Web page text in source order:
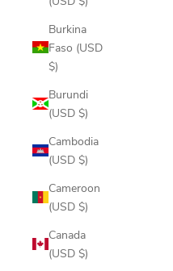
Burkina
Faso (USD
$)
Burundi
(USD $)
Cambodia
(USD $)
Cameroon
(USD $)
Canada
(USD $)